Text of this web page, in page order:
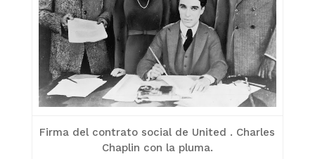
Firma del contrato social de United . Charles
Chaplin con la pluma.